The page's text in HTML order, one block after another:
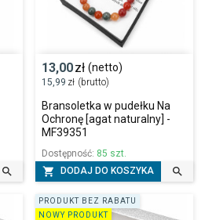

13,00zł (netto)
15,99 zł (brutto)
Bransoletka w pudełku Na
Ochronę [agat naturalny] -
MF39351
Dostępność: 85 szt.
 DODAJ DO KOSZYKA 
PRODUKT BEZ RABATU
NOWY PRODUKT